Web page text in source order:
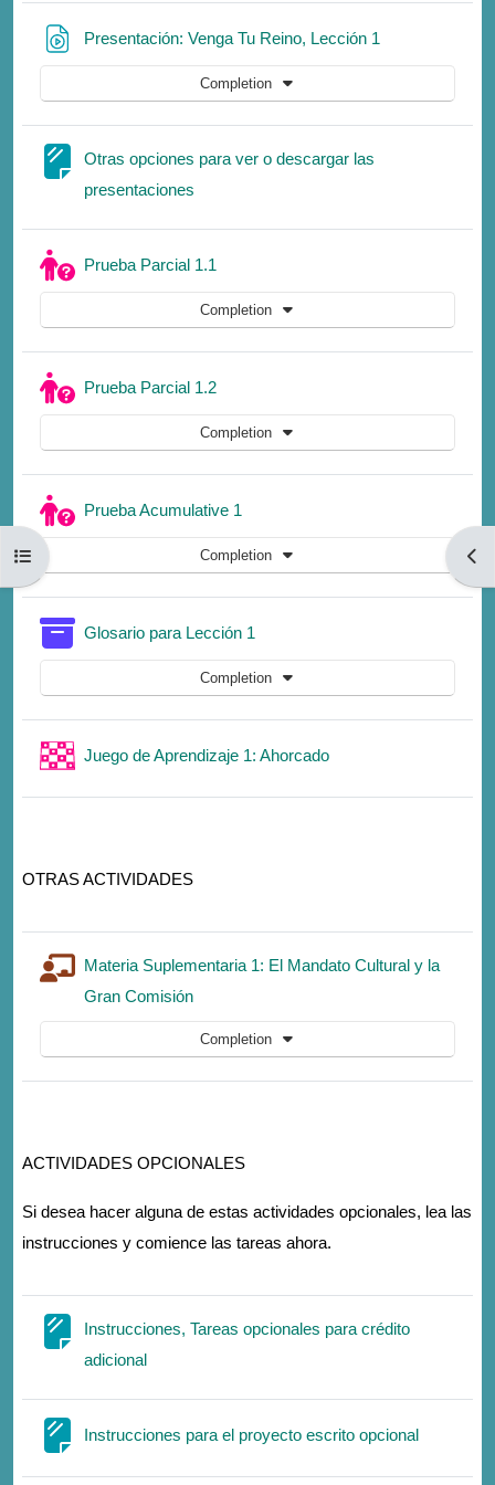
Open course index
Presentación: Venga Tu Reino, Lección 1
Completion
Otras opciones para ver o descargar las
presentaciones
Prueba Parcial 1.1
Completion
Prueba Parcial 1.2Quiz
Completion
Prueba Acumulative 1
Completion
Glosario para Lección 1
Completion
Juego de Aprendizaje 1: AhorcadoGame
OTRAS ACTIVIDADES
Materia Suplementaria 1: El Mandato Cultural y la
Gran ComisiónLesson
Completion
ACTIVIDADES OPCIONALES
Si desea hacer alguna de estas actividades opcionales, lea las
instrucciones y comience las tareas ahora.
Instrucciones, Tareas opcionales para crédito
adicionalPage
Instrucciones para el proyecto escrito opcionalPage